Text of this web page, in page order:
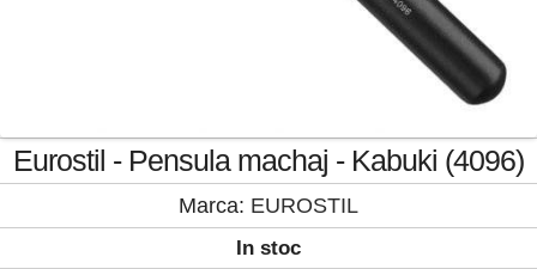
Eurostil - Pensula machaj - Kabuki (4096)
Marca: EUROSTIL
In stoc